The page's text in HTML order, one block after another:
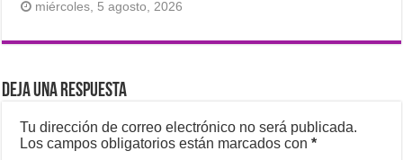
miércoles, 5 agosto, 2026
Deja una respuesta
Tu dirección de correo electrónico no será publicada.
Los campos obligatorios están marcados con*